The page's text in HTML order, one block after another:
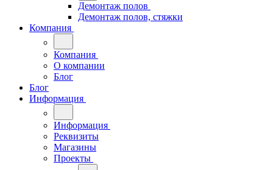
Демонтаж полов
Демонтаж полов, стяжки
Компания
Компания
О компании
Блог
Блог
Информация
Информация
Реквизиты
Магазины
Проекты